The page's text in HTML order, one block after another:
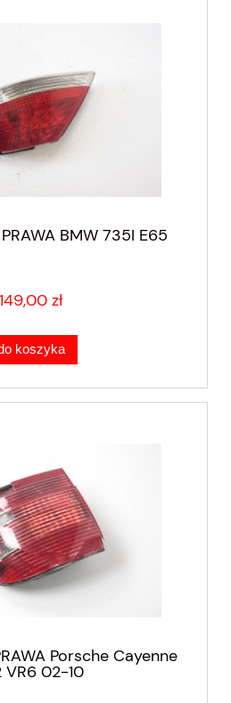
BMW 735I E65
149,00 zł
koszyka
Porsche Cayenne
VR6 02-10